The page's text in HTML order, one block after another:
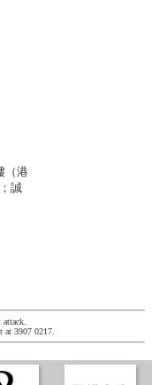
（港
誠
at 3907 0217.